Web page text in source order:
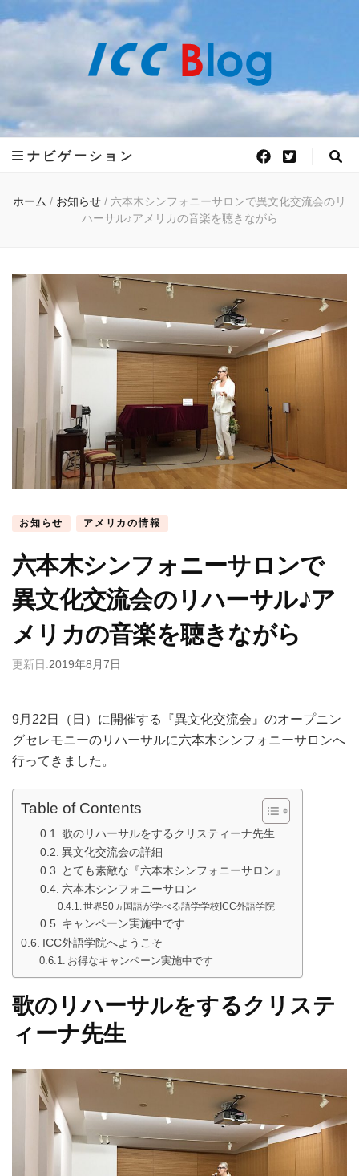
世界50ヵ国語
ICC外語学院の
公式ブログ
語学院がお届けする 世界各国の最新情報をお届けします。
ナビゲーション
ホーム / お知らせ / 六本木シンフォニーサロンで異文化交流会のリ
ハーサル♪アメリカの音楽を聴きながら
お知らせ アメリカの情報
六本木シンフォニーサロンで
異文化交流会のリハーサル♪ア
メリカの音楽を聴きながら
更新日:2019年8月7日
9月22日（日）に開催する『異文化交流会』のオープニン
グセレモニーのリハーサルに六本木シンフォニーサロンへ
行ってきました。
Table of Contents
歌のリハーサルをするクリスティーナ先生
異文化交流会の詳細
とても素敵な『六本木シンフォニーサロン』
六本木シンフォニーサロン
世界50ヵ国語が学べる語学学校ICC外語学院
キャンペーン実施中です
ICC外語学院へようこそ
お得なキャンペーン実施中です
歌のリハーサルをするクリステ
ィーナ先生